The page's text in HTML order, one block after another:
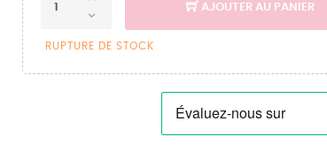
AJOUTER AU PANIER
RUPTURE DE STOCK